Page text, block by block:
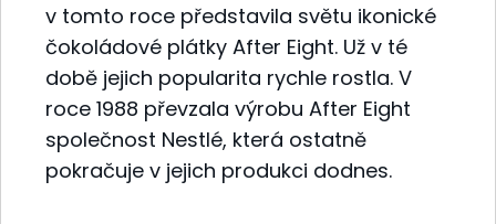
v tomto roce představila světu ikonické
čokoládové plátky After Eight. Už v té
době jejich popularita rychle rostla. V
roce 1988 převzala výrobu After Eight
společnost Nestlé, která ostatně
pokračuje v jejich produkci dodnes.